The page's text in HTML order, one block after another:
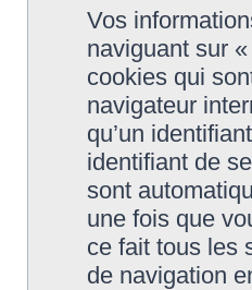
Vos
naviguant sur
cookies qui
navigateur
qu’un
identifiant de
sont
une fois que
ce fait tous les
de navigation